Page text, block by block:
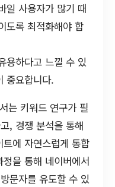
일 사용자가 많기 때
도록 최적화해야 합
용하다고 느낄 수 있
중요합니다.
는 키워드 연구가 필
, 경쟁 분석을 통해
에 자연스럽게 통합
을 통해 네이버에서
문자를 유도할 수 있